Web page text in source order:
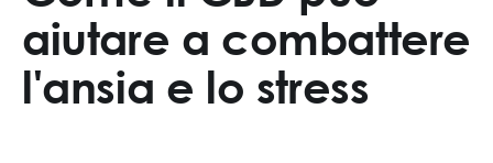
aiutare a combattere
l'ansia e lo stress